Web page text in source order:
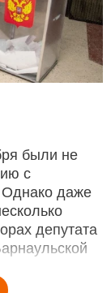
были не
с
Однако даже
депутата